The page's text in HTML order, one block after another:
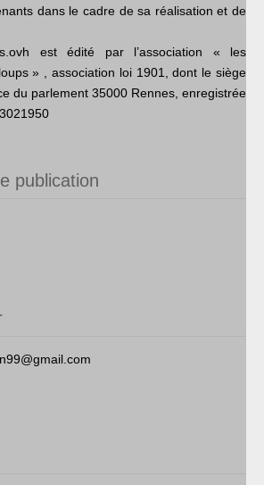
Rejoignez nous
Contact
dans le cadre de sa réalisation et de
est édité par l’association « les
» , association loi 1901, dont le siège
du parlement 35000 Rennes, enregistrée
publication